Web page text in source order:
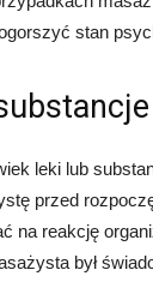
stan
leki lub
przed
na reakcję
był